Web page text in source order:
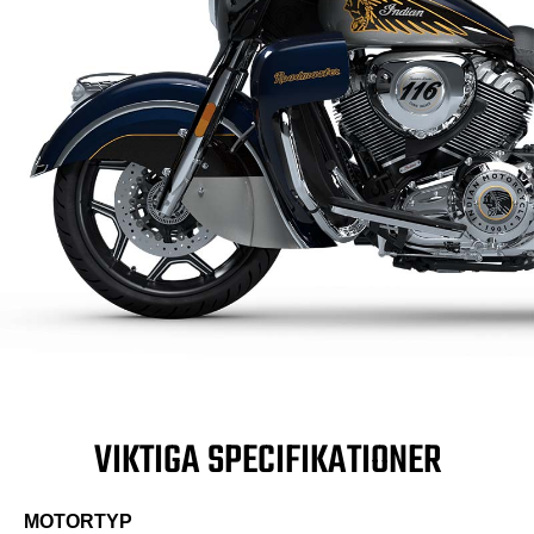
VIKTIGA SPECIFIKATIONER
MOTORTYP